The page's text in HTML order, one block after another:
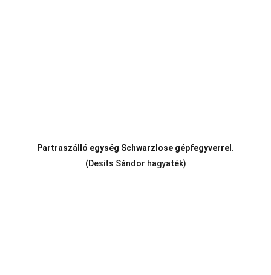
Partraszálló egység Schwarzlose gépfegyverrel.
(Desits Sándor hagyaték)